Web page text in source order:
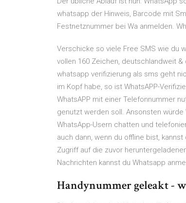
whatsapp der Hinweis, Barcode mit
Festnetznummer bei Wa anmelden.
Verschicke so viele Free SMS wie du
vollen 160 Zeichen, deutschlandweit
whatsapp verifizierung als sms geht
im Kopf habe, so ist WhatsAPP-
WhatsAPP mit einer Telefonnummer
genutzt werden soll. Ansonsten würde
WhatsApp-Usern chatten und
auch dann, wenn du offline bist,
Zugriff auf die zuvor
Nachrichten kannst du Whatsapp
Handynummer geleakt -